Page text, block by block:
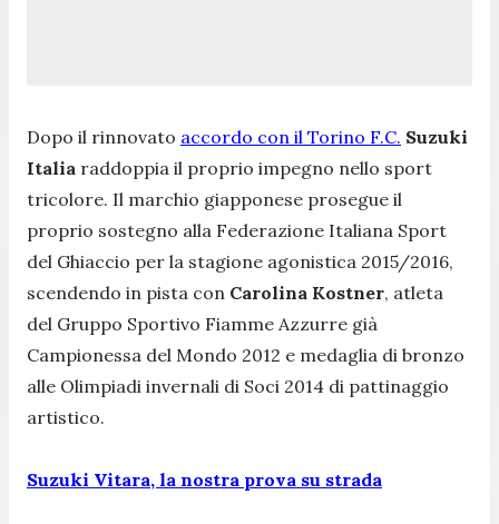
Dopo il rinnovato accordo con il Torino F.C. Suzuki
Italia raddoppia il proprio impegno nello sport
tricolore. Il marchio giapponese prosegue il
proprio sostegno alla Federazione Italiana Sport
del Ghiaccio per la stagione agonistica 2015/2016,
scendendo in pista con Carolina Kostner, atleta
del Gruppo Sportivo Fiamme Azzurre già
Campionessa del Mondo 2012 e medaglia di bronzo
alle Olimpiadi invernali di Soci 2014 di pattinaggio
artistico.
Suzuki Vitara, la nostra prova su strada